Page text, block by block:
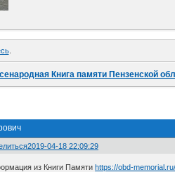
.
Книга памяти Пензенской
2019-04-18 22:09:29
из Книги Памятиhttps://obd-